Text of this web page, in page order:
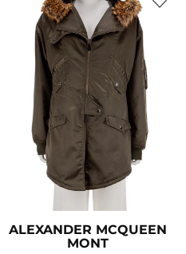
ALEXANDER MCQUEEN
MONT